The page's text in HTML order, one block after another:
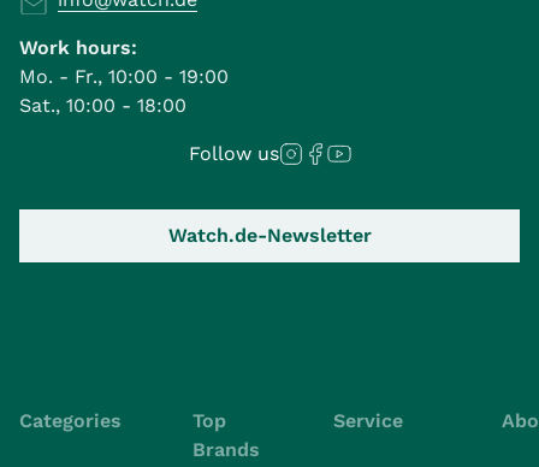
Work hours:
Mo. - Fr., 10:00 - 19:00
Sat., 10:00 - 18:00
Follow us
Watch.de-Newsletter
Categories
Top
Brands
Service